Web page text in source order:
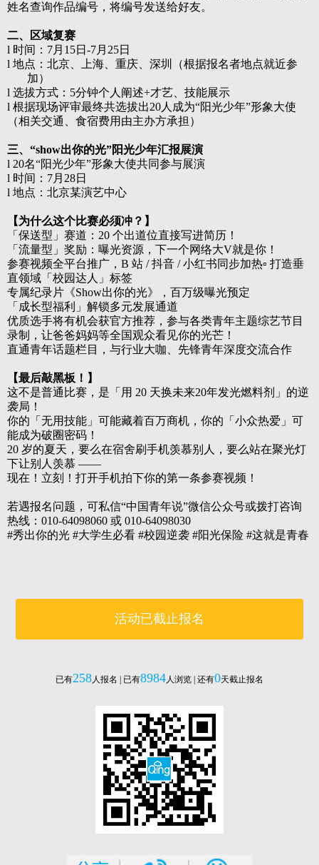
姓名查询作品编号，将编号发送给好友。
二、区域复赛
l 时间： 7月15日-7月25日
l 地点：北京、上海、重庆、深圳（根据报名者地点就近参
加）
l 选拔方式：5分钟个人阐述+才艺、技能展示
l 根据现场评审最终共选拔出20人成为“阳光少年”形象大使
（相关交通、食宿费用由主办方承担）
三、 “show出你的光”阳光少年汇报展演
l 20名“阳光少年”形象大使共同参与展演
l 时间： 7月28日
l 地点：北京某演艺中心
【为什么这个比赛必须冲？】
「保送型」赛道：20 个出道位直接写进简历！
「流量型」奖励：曝光资源，下一个网络大V就是你！
参赛视频全平台推广， B 站 / 抖音 / 小红书同步加热▫️ 打造垂
直领域「校园达人」标签
专属纪录片《Show出你的光》，百万级曝光预定
「成长型福利」解锁多元发展通道
优质选手将有机会获官方推荐，参与各类青年主题综艺节目
录制，让爸爸妈妈等全国观众看见你的光芒！
直通青年话题栏目，与行业大咖、先锋青年深度交流合作
【最后敲黑板！】
这不是普通比赛，是「用 20 天换未来20年发光燃料剂」的逆
袭局！
你的「无用技能」可能藏着百万商机，你的「小众热爱」可
能成为破圈密码！
20 岁的夏天，要么在宿舍刷手机羡慕别人，要么站在聚光灯
下让别人羡慕 ——
现在！立刻！打开手机拍下你的第一条参赛视频！
若遇报名问题，可私信“中国青年说”微信公众号或拨打咨询
热线： 010-64098060 或 010-64098030
#秀出你的光 #大学生必看 #校园逆袭 #阳光保险 #这就是青春
活动已截止报名
已有258人报名 | 已有8984人浏览 | 还有0天截止报名